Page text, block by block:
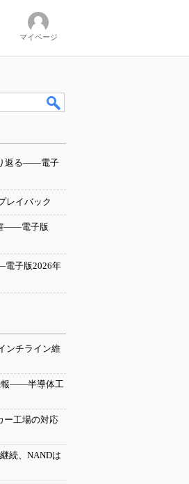
マイページ
返る――電子
レイバック
――電子版
電子版2026年
ンチライン維
報――半導体工
ー工場の対応
続、NANDは